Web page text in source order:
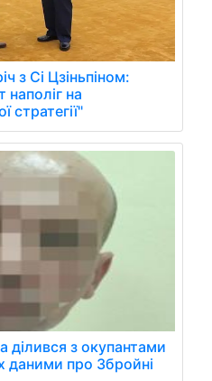
з Сі Цзіньпіном:
наполіг на
стратегії"
з окупантами
даними про Збройні